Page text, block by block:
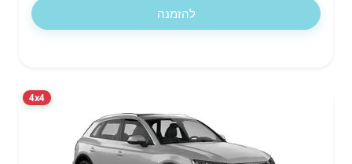
להזמנה
4x4